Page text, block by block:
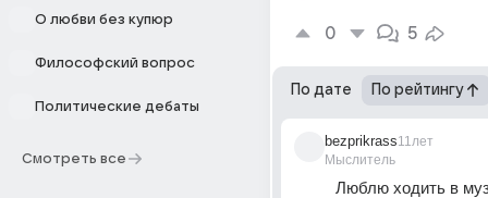
О любви без купюр
Философский вопрос
Политические дебаты
Смотреть все
0 5
По дате По рейтингу
bezprikrass
Мыслитель
11лет
Люблю ходить в